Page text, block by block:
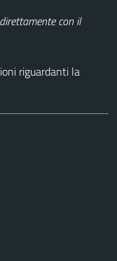
con il
riguardanti la